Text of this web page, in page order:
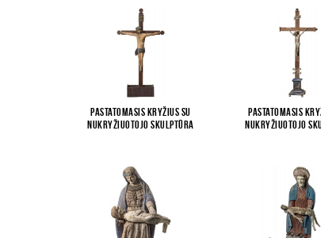
Pastatomasis kryžius su
Nukryžiuotojo skulptūra
Pastatomasis
Nukryžiuotojo